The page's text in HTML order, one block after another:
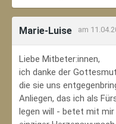
Marie-Luise am
Liebe Mitbeter:innen,
ich danke der
die sie uns
Anliegen, das ich als
legen will - betet mit